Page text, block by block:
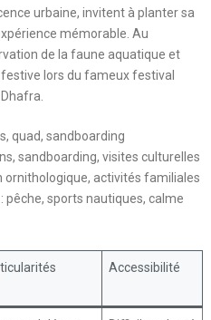
urbaine, invitent à planter sa
mémorable. Au
de la faune aquatique et
lors du fameux festival
quad, sandboarding
sandboarding, visites culturelles
ornithologique, activités familiales
pêche, sports nautiques, calme
Accessibilité